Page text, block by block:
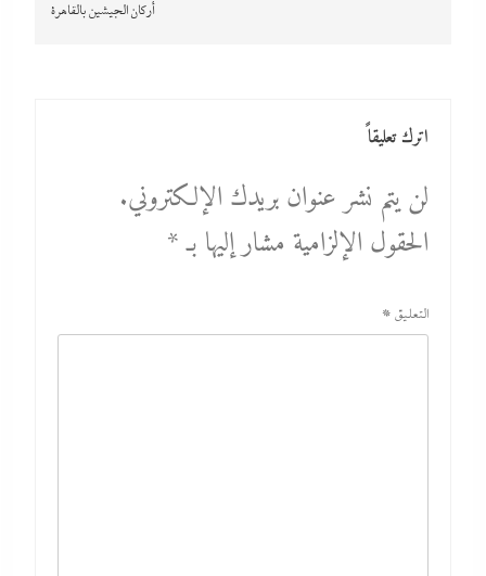
أركان الجيشين بالقاهرة
اترك تعليقاً
لن يتم نشر عنوان بريدك الإلكتروني.
الحقول الإلزامية مشار إليها بـ*
التعليق *